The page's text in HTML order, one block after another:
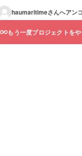
haumaritimeさんへアン
もう一度プロジェクトを